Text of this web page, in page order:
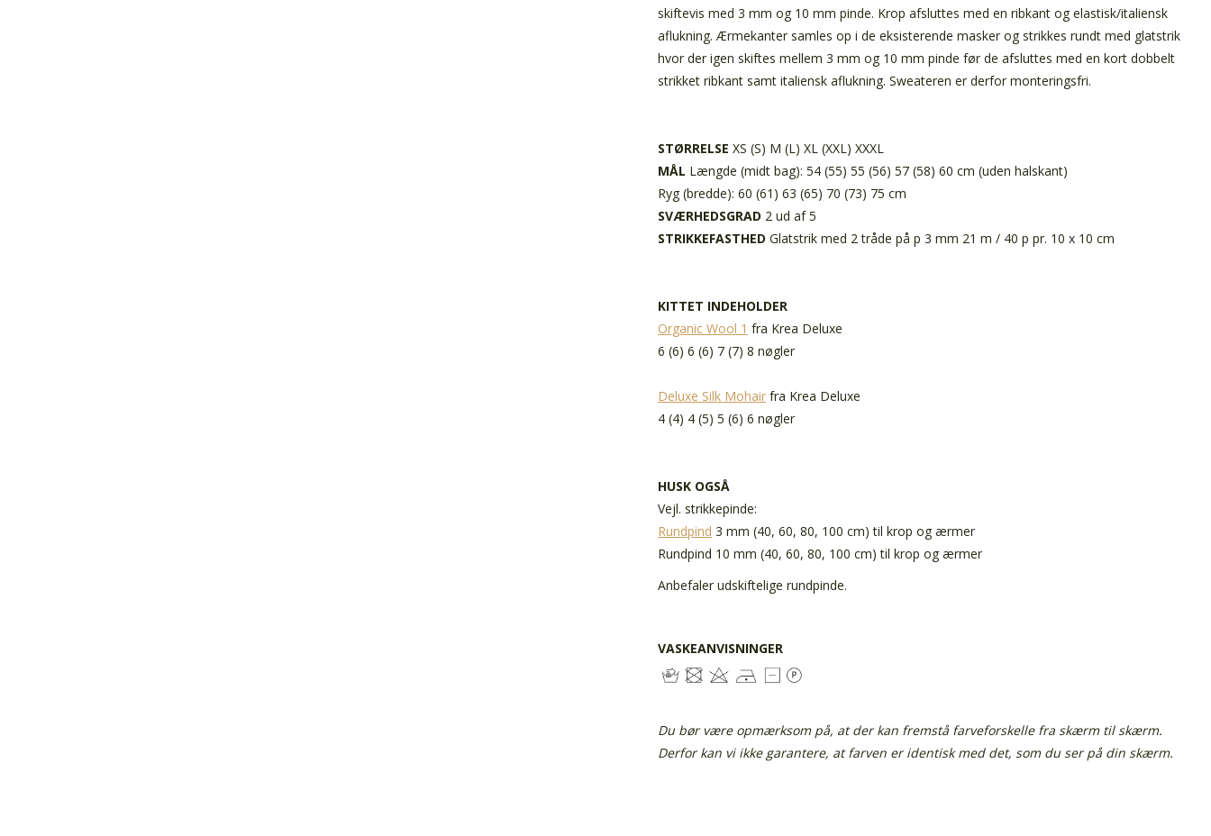
skiftevis med 3 mm og 10 mm pinde. Krop afsluttes med en ribkant og elastisk/italiensk
aflukning. Ærmekanter samles op i de eksisterende masker og strikkes rundt med glatstrik
hvor der igen skiftes mellem 3 mm og 10 mm pinde før de afsluttes med en kort dobbelt
strikket ribkant samt italiensk aflukning. Sweateren er derfor monteringsfri.
STØRRELSE XS (S) M (L) XL (XXL) XXXL
MÅL Længde (midt bag): 54 (55) 55 (56) 57 (58) 60 cm (uden halskant)
Ryg (bredde): 60 (61) 63 (65) 70 (73) 75 cm
SVÆRHEDSGRAD 2 ud af 5
STRIKKEFASTHED Glatstrik med 2 tråde på p 3 mm 21 m / 40 p pr. 10 x 10 cm
KITTET INDEHOLDER
Organic Wool 1 fra Krea Deluxe
6 (6) 6 (6) 7 (7) 8 nøgler
Deluxe Silk Mohair fra Krea Deluxe
4 (4) 4 (5) 5 (6) 6 nøgler
HUSK OGSÅ
Vejl. strikkepinde:
Rundpind 3 mm (40, 60, 80, 100 cm) til krop og ærmer
Rundpind 10 mm (40, 60, 80, 100 cm) til krop og ærmer
Anbefaler udskiftelige rundpinde.
VASKEANVISNINGER
Du bør være opmærksom på, at der kan fremstå farveforskelle fra skærm til skærm.
Derfor kan vi ikke garantere, at farven er identisk med det, som du ser på din skærm.